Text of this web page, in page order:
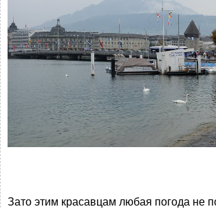
Зато этим красавцам любая погода не